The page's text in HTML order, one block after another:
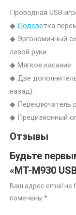
Проводная USB
◆ Подсветка
◆ Эргономичный
левой руки.
◆ Мягкое касание.
◆ Две
назад).
◆ Переключатель
◆ Прецизионный
Отзывы
Будьте
«MT-M930
Ваш адрес email не
помечены *